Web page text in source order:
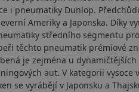
i pneumatiky Dunlop.
Ameriky a Japonska. Díky
středního segmentu
těchto pneumatik prémiové
je zejména u
aut. V kategorii
se vyrábějí v Japonsku a